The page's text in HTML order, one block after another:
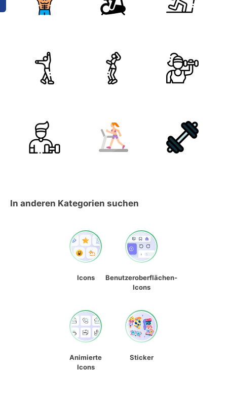
In anderen Kategorien suchen
Icons
Benutzeroberflächen-
Icons
Animierte
Icons
Sticker